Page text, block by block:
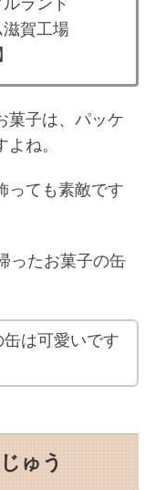
ランド
賀工場
菓子は、パッケ
ね。
っても素敵です
ったお菓子の缶
は可愛いです
ゅう